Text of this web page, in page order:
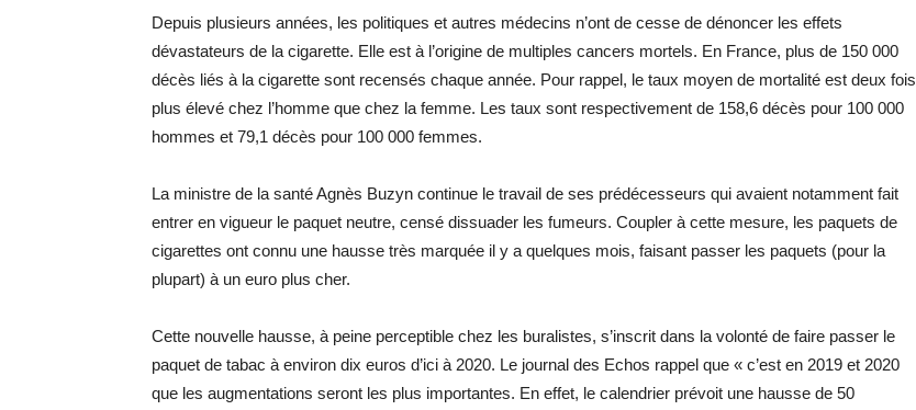
Depuis plusieurs années, les politiques et autres médecins n’ont de cesse de dénoncer les effets
dévastateurs de la cigarette. Elle est à l’origine de multiples cancers mortels. En France, plus de 150 000
décès liés à la cigarette sont recensés chaque année. Pour rappel, le taux moyen de mortalité est deux fois
plus élevé chez l’homme que chez la femme. Les taux sont respectivement de 158,6 décès pour 100 000
hommes et 79,1 décès pour 100 000 femmes.
La ministre de la santé Agnès Buzyn continue le travail de ses prédécesseurs qui avaient notamment fait
entrer en vigueur le paquet neutre, censé dissuader les fumeurs. Coupler à cette mesure, les paquets de
cigarettes ont connu une hausse très marquée il y a quelques mois, faisant passer les paquets (pour la
plupart) à un euro plus cher.
Cette nouvelle hausse, à peine perceptible chez les buralistes, s’inscrit dans la volonté de faire passer le
paquet de tabac à environ dix euros d’ici à 2020. Le journal des Echos rappel que « c’est en 2019 et 2020
que les augmentations seront les plus importantes. En effet, le calendrier prévoit une hausse de 50